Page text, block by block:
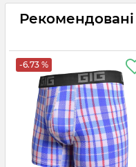
-6.73 %